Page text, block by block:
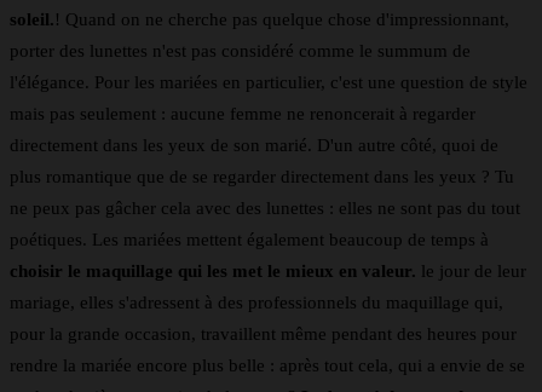
soleil.! Quand on ne cherche pas quelque chose d'impressionnant,
porter des lunettes n'est pas considéré comme le summum de
l'élégance. Pour les mariées en particulier, c'est une question de style
mais pas seulement : aucune femme ne renoncerait à regarder
directement dans les yeux de son marié. D'un autre côté, quoi de
plus romantique que de se regarder directement dans les yeux ? Tu
ne peux pas gâcher cela avec des lunettes : elles ne sont pas du tout
poétiques. Les mariées mettent également beaucoup de temps à
choisir le maquillage qui les met le mieux en valeur. le jour de leur
mariage, elles s'adressent à des professionnels du maquillage qui,
pour la grande occasion, travaillent même pendant des heures pour
rendre la mariée encore plus belle : après tout cela, qui a envie de se